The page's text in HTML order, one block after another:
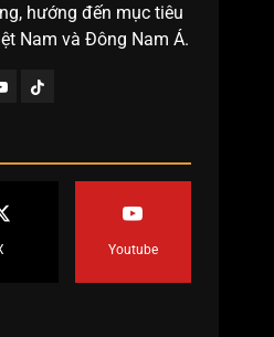
hướng đến mục tiêu
Nam và Đông Nam Á.
Youtube